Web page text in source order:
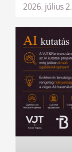
2026. július 2.